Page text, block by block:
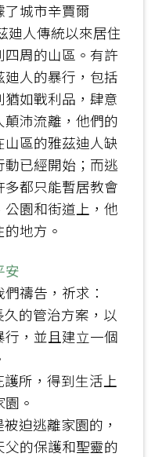
城市辛賈爾
廸人傳統以來居住
周的山區。有許
人的暴行，包括
如戰利品，肆意
沛流離，他們的
區的雅茲迪人缺
已經開始；而逃
都只能暫居教會
園和街道上，他
地方。
安
禱告，祈求：
的管治方案，以
，並且建立一個
所，得到生活上
。
迫逃離家園的，
的保護和聖靈的